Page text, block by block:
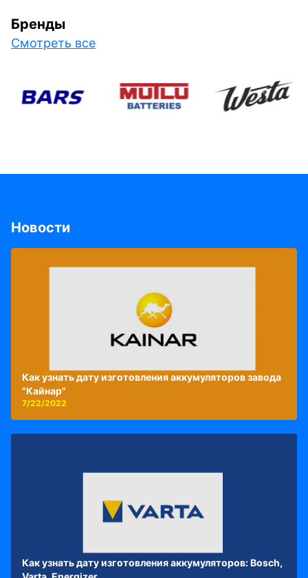
Бренды
Смотреть все
Новости
Как узнать дату изготовления аккумуляторов завода
"Кайнар"
7/22/2022
Как узнать дату изготовления аккумуляторов: Bosch,